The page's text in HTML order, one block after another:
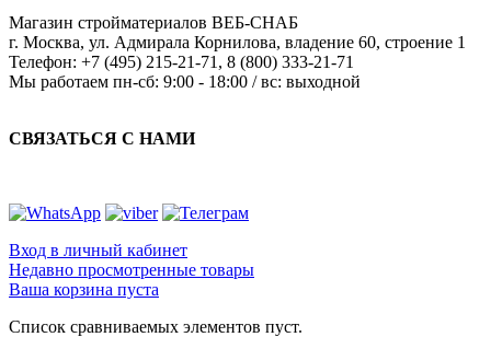
Магазин стройматериалов ВЕБ-СНАБ
г. Москва, ул. Адмирала Корнилова, владение 60, строение 1
Телефон: +7 (495) 215-21-71 , 8 (800) 333-21-71
Мы работаем пн-сб: 9:00 - 18:00 / вс: выходной
СВЯЗАТЬСЯ С НАМИ
Вход в личный кабинет
Недавно просмотренные товары
Ваша корзина пуста
Список сравниваемых элементов пуст.